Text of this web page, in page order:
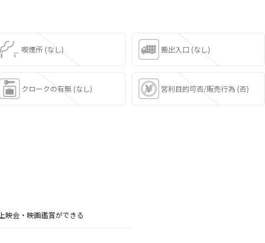
喫煙所 (なし) 搬出入口 (なし)
クロークの有無 (なし) 営利目的可否/販売行為 (否)
上映会・映画鑑賞ができる